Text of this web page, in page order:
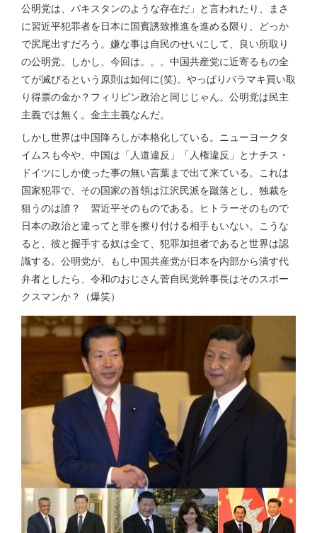
公明党は、パキスタンのような存在だ」と言われたり、まさ
に習近平犯罪者を日本に国賓誘致推進を進める限り、どっか
で尻尾出すだろう。嫌な事は自民のせいにして、良い所取り
の公明党。しかし、今回は。。。中国共産党に近寄るもの全
てが滅びるという原則は如何に(笑)。やっぱりバラマキ買い取
り得票の金か？フィリピン政治と同じじゃん。公明党は民主
主義では無く。金主主義なんだ。
しかし世界は中国降ろしが本格化している。ニューヨークタ
イムスも今や、中国は「人道違反」「人権違反」とナチス・
ドイツにしか使った事の無い言葉まで出て来ている。これは
国家犯罪で、その国家の首領は江沢民派を蹴落とし、独裁を
狙うのは誰？ 習近平そのものである。ヒトラーそのもので
日本の政治と違ってと罪を擦り付ける相手もいない。こうな
ると、彼と握手する奴は全て、犯罪加担者であると世界は認
識する。公明党が、もし中国共産党が日本を内部から潰す代
弁者としたら、令和のおじさん菅自民党幹事長はそのスポー
クスマンか？（爆笑）